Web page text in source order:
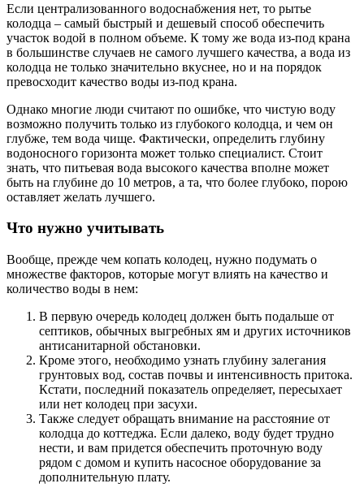
Если централизованного водоснабжения нет, то рытье
колодца – самый быстрый и дешевый способ обеспечить
участок водой в полном объеме. К тому же вода из-под крана
в большинстве случаев не самого лучшего качества, а вода из
колодца не только значительно вкуснее, но и на порядок
превосходит качество воды из-под крана.
Однако многие люди считают по ошибке, что чистую воду
возможно получить только из глубокого колодца, и чем он
глубже, тем вода чище. Фактически, определить глубину
водоносного горизонта может только специалист. Стоит
знать, что питьевая вода высокого качества вполне может
быть на глубине до 10 метров, а та, что более глубоко, порою
оставляет желать лучшего.
Что нужно учитывать
Вообще, прежде чем копать колодец, нужно подумать о
множестве факторов, которые могут влиять на качество и
количество воды в нем:
В первую очередь колодец должен быть подальше от
септиков, обычных выгребных ям и других источников
антисанитарной обстановки.
Кроме этого, необходимо узнать глубину залегания
грунтовых вод, состав почвы и интенсивность притока.
Кстати, последний показатель определяет, пересыхает
или нет колодец при засухи.
Также следует обращать внимание на расстояние от
колодца до коттеджа. Если далеко, воду будет трудно
нести, и вам придется обеспечить проточную воду
рядом с домом и купить насосное оборудование за
дополнительную плату.